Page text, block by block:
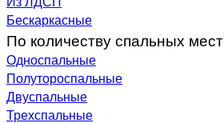
Бескаркасные
По количеству спальных мест
Односпальные
Полутороспальные
Двуспальные
Трехспальные